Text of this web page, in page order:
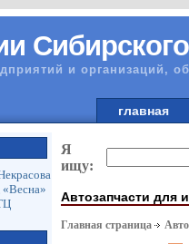
и организаций,
главная
Я
ищу:
Автозапчасти для
Главная страница